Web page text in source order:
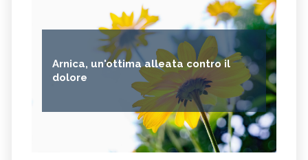
Arnica, un'ottima alleata contro il
dolore